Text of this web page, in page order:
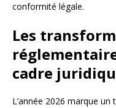
conformité légale.
Les
cadre
L’année 2026 marque